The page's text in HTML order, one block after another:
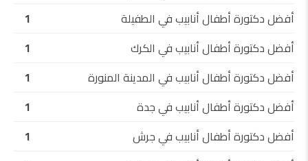
أفضل دكتورة أطفال أنابيب في الطفيلة
1
أفضل دكتورة أطفال أنابيب في الكرك
1
أفضل دكتورة أطفال أنابيب في المدينة المنورة
1
أفضل دكتورة أطفال أنابيب في جدة
1
أفضل دكتورة أطفال أنابيب في جرش
1